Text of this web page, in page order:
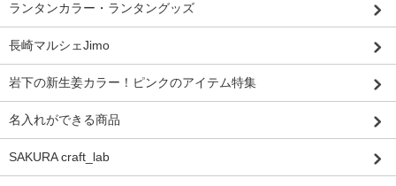
ランタンカラー・ランタングッズ
長崎マルシェJimo
岩下の新生姜カラー！ピンクのアイテム特集
名入れができる商品
SAKURA craft_lab